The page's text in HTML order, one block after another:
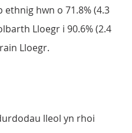
hwn o 71.8% (4.3
Lloegr i 90.6% (2.4
Lloegr.
lleol yn rhoi